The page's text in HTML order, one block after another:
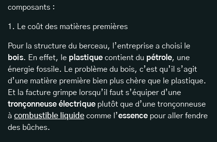
composants :
1. Le coût des matières premières
Pour la structure du berceau, l’entreprise a choisi le
bois. En effet, le plastique contient du pétrole, une
énergie fossile. Le problème du bois, c’est qu’il s’agit
d’une matière première bien plus chère que le plastique.
Et la facture grimpe lorsqu’il faut s’équiper d’une
tronçonneuse électrique plutôt que d’une tronçonneuse
à combustible liquide comme l’essence pour aller fendre
des bûches.